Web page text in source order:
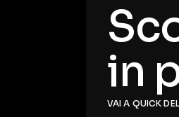
in
VAI A QUICK